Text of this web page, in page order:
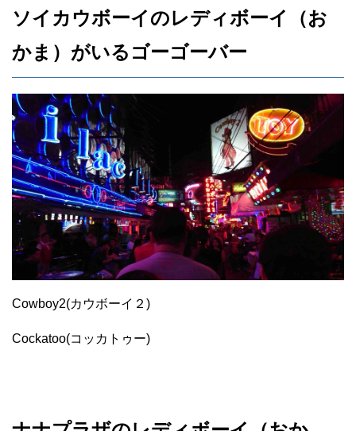
ソイカウボーイのレディボーイ（お
かま）がいるゴーゴーバー
Cowboy2(カウボーイ２)
Cockatoo(コッカトゥー)